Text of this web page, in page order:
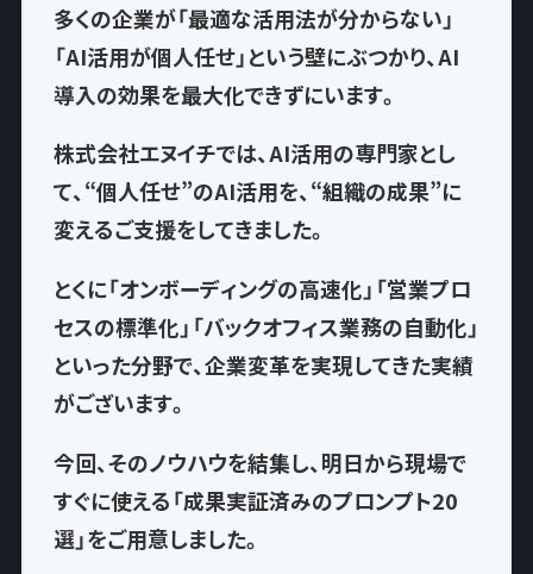
多くの企業が「最適な活用法が分からない」
「AI活用が個人任せ」という壁にぶつかり、AI
導入の効果を最大化できずにいます。
株式会社エヌイチでは、AI活用の専門家とし
て、“個人任せ”のAI活用を、“組織の成果”に
変えるご支援をしてきました。
とくに「オンボーディングの高速化」「営業プロ
セスの標準化」「バックオフィス業務の自動化」
といった分野で、企業変革を実現してきた実績
がございます。
今回、そのノウハウを結集し、明日から現場で
すぐに使える「成果実証済みのプロンプト20
選」をご用意しました。